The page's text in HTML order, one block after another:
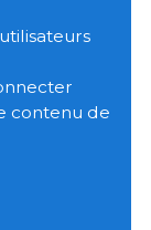
réal brésilien
de soutenir
de tonnes
de la
contenu de